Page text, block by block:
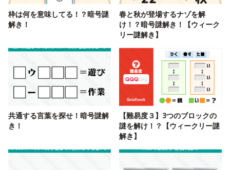
枠は何を意味してる！？暗号謎
解き！
春と秋が登場するナゾを解
け！？暗号謎解き！【ウィーク
リー謎解き】
共通する言葉を探せ！暗号謎解
き！
【難易度３】3つのブロックの
謎を解け！？【ウィークリー謎
解き】